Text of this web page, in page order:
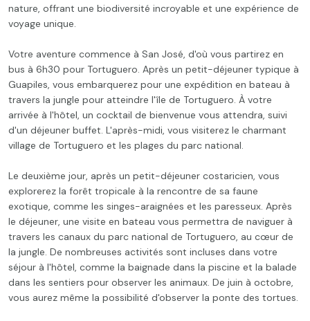
nature, offrant une biodiversité incroyable et une expérience de
voyage unique.
Votre aventure commence à San José, d'où vous partirez en
bus à 6h30 pour Tortuguero. Après un petit-déjeuner typique à
Guapiles, vous embarquerez pour une expédition en bateau à
travers la jungle pour atteindre l'île de Tortuguero. À votre
arrivée à l'hôtel, un cocktail de bienvenue vous attendra, suivi
d'un déjeuner buffet. L'après-midi, vous visiterez le charmant
village de Tortuguero et les plages du parc national.
Le deuxième jour, après un petit-déjeuner costaricien, vous
explorerez la forêt tropicale à la rencontre de sa faune
exotique, comme les singes-araignées et les paresseux. Après
le déjeuner, une visite en bateau vous permettra de naviguer à
travers les canaux du parc national de Tortuguero, au cœur de
la jungle. De nombreuses activités sont incluses dans votre
séjour à l'hôtel, comme la baignade dans la piscine et la balade
dans les sentiers pour observer les animaux. De juin à octobre,
vous aurez même la possibilité d'observer la ponte des tortues.